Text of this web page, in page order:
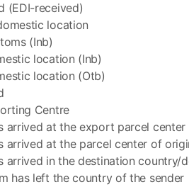
(EDI-received)
location
(Inb)
location (Inb)
location (Otb)
Centre
arrived at the export parcel center
arrived at the parcel center of
arrived in the destination country/
has left the country of the sender